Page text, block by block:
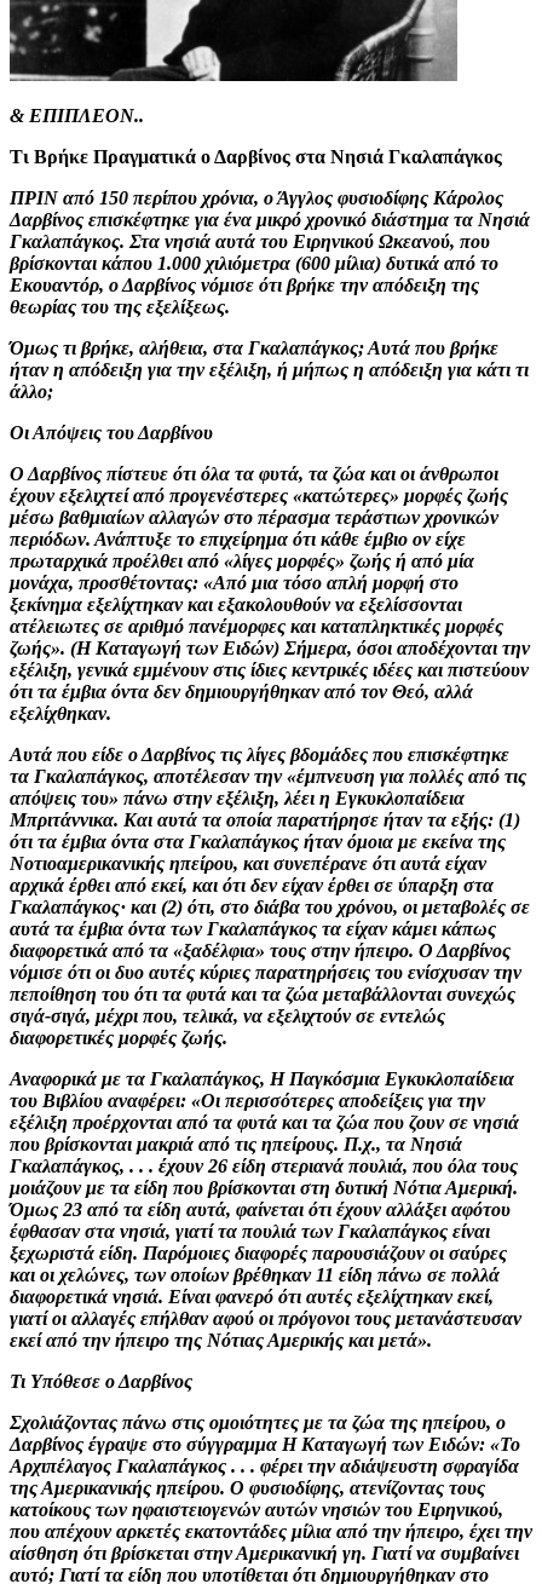
& ΕΠΙΠΛΕΟΝ..
Τι Βρήκε Πραγματικά ο Δαρβίνος στα Νησιά Γκαλαπάγκος
ΠΡΙΝ από 150 περίπου χρόνια, ο Άγγλος φυσιοδίφης Κάρολος
Δαρβίνος επισκέφτηκε για ένα μικρό χρονικό διάστημα τα Νησιά
Γκαλαπάγκος. Στα νησιά αυτά του Ειρηνικού Ωκεανού, που
βρίσκονται κάπου 1.000 χιλιόμετρα (600 μίλια) δυτικά από το
Εκουαντόρ, ο Δαρβίνος νόμισε ότι βρήκε την απόδειξη της
θεωρίας του της εξελίξεως.
Όμως τι βρήκε, αλήθεια, στα Γκαλαπάγκος; Αυτά που βρήκε
ήταν η απόδειξη για την εξέλιξη, ή μήπως η απόδειξη για κάτι τι
άλλο;
Οι Απόψεις του Δαρβίνου
Ο Δαρβίνος πίστευε ότι όλα τα φυτά, τα ζώα και οι άνθρωποι
έχουν εξελιχτεί από προγενέστερες «κατώτερες» μορφές ζωής
μέσω βαθμιαίων αλλαγών στο πέρασμα τεράστιων χρονικών
περιόδων. Ανάπτυξε το επιχείρημα ότι κάθε έμβιο ον είχε
πρωταρχικά προέλθει από «λίγες μορφές» ζωής ή από μία
μονάχα, προσθέτοντας: «Από μια τόσο απλή μορφή στο
ξεκίνημα εξελίχτηκαν και εξακολουθούν να εξελίσσονται
ατέλειωτες σε αριθμό πανέμορφες και καταπληκτικές μορφές
ζωής». (Η Καταγωγή των Ειδών) Σήμερα, όσοι αποδέχονται την
εξέλιξη, γενικά εμμένουν στις ίδιες κεντρικές ιδέες και πιστεύουν
ότι τα έμβια όντα δεν δημιουργήθηκαν από τον Θεό, αλλά
εξελίχθηκαν.
Αυτά που είδε ο Δαρβίνος τις λίγες βδομάδες που επισκέφτηκε
τα Γκαλαπάγκος, αποτέλεσαν την «έμπνευση για πολλές από τις
απόψεις του» πάνω στην εξέλιξη, λέει η Εγκυκλοπαίδεια
Μπριτάννικα. Και αυτά τα οποία παρατήρησε ήταν τα εξής: (1)
ότι τα έμβια όντα στα Γκαλαπάγκος ήταν όμοια με εκείνα της
Νοτιοαμερικανικής ηπείρου, και συνεπέρανε ότι αυτά είχαν
αρχικά έρθει από εκεί, και ότι δεν είχαν έρθει σε ύπαρξη στα
Γκαλαπάγκος· και (2) ότι, στο διάβα του χρόνου, οι μεταβολές σε
αυτά τα έμβια όντα των Γκαλαπάγκος τα είχαν κάμει κάπως
διαφορετικά από τα «ξαδέλφια» τους στην ήπειρο. Ο Δαρβίνος
νόμισε ότι οι δυο αυτές κύριες παρατηρήσεις του ενίσχυσαν την
πεποίθηση του ότι τα φυτά και τα ζώα μεταβάλλονται συνεχώς
σιγά-σιγά, μέχρι που, τελικά, να εξελιχτούν σε εντελώς
διαφορετικές μορφές ζωής.
Αναφορικά με τα Γκαλαπάγκος, Η Παγκόσμια Εγκυκλοπαίδεια
του Βιβλίου αναφέρει: «Οι περισσότερες αποδείξεις για την
εξέλιξη προέρχονται από τα φυτά και τα ζώα που ζουν σε νησιά
που βρίσκονται μακριά από τις ηπείρους. Π.χ., τα Νησιά
Γκαλαπάγκος, . . . έχουν 26 είδη στεριανά πουλιά, που όλα τους
μοιάζουν με τα είδη που βρίσκονται στη δυτική Νότια Αμερική.
Όμως 23 από τα είδη αυτά, φαίνεται ότι έχουν αλλάξει αφότου
έφθασαν στα νησιά, γιατί τα πουλιά των Γκαλαπάγκος είναι
ξεχωριστά είδη. Παρόμοιες διαφορές παρουσιάζουν οι σαύρες
και οι χελώνες, των οποίων βρέθηκαν 11 είδη πάνω σε πολλά
διαφορετικά νησιά. Είναι φανερό ότι αυτές εξελίχτηκαν εκεί,
γιατί οι αλλαγές επήλθαν αφού οι πρόγονοι τους μετανάστευσαν
εκεί από την ήπειρο της Νότιας Αμερικής και μετά».
Τι Υπόθεσε ο Δαρβίνος
Σχολιάζοντας πάνω στις ομοιότητες με τα ζώα της ηπείρου, ο
Δαρβίνος έγραψε στο σύγγραμμα Η Καταγωγή των Ειδών: «Το
Αρχιπέλαγος Γκαλαπάγκος . . . φέρει την αδιάψευστη σφραγίδα
της Αμερικανικής ηπείρου. Ο φυσιοδίφης, ατενίζοντας τους
κατοίκους των ηφαιστειογενών αυτών νησιών του Ειρηνικού,
που απέχουν αρκετές εκατοντάδες μίλια από την ήπειρο, έχει την
αίσθηση ότι βρίσκεται στην Αμερικανική γη. Γιατί να συμβαίνει
αυτό; Γιατί τα είδη που υποτίθεται ότι δημιουργήθηκαν στο